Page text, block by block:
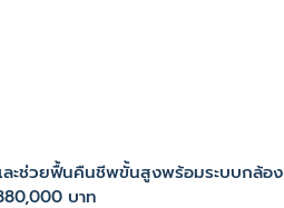
ละช่วยฟื้นคืนชีพขั้นสูงพร้อมระบบก
บาท